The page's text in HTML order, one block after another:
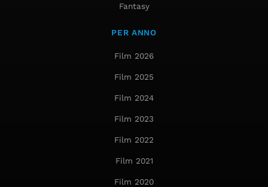
Fantasy
PER ANNO
Film 2026
Film 2025
Film 2024
Film 2023
Film 2022
Film 2021
Film 2020